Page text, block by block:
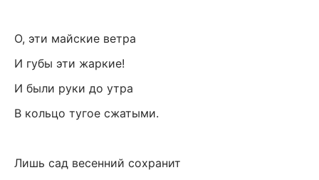
О, эти майские ветра
И губы эти жаркие!
И были руки до утра
В кольцо тугое сжатыми.
Лишь сад весенний сохранит